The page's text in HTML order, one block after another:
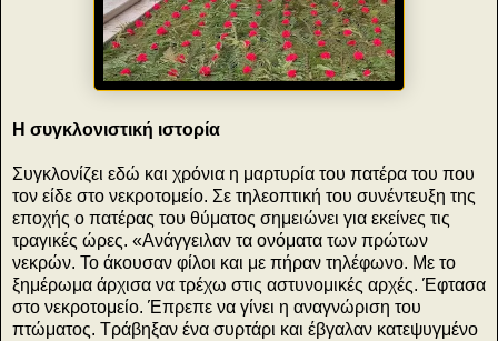
Η συγκλονιστική ιστορία
Συγκλονίζει εδώ και χρόνια η μαρτυρία του πατέρα του που
τον είδε στο νεκροτομείο. Σε τηλεοπτική του συνέντευξη της
εποχής ο πατέρας του θύματος σημειώνει για εκείνες τις
τραγικές ώρες. «Ανάγγειλαν τα ονόματα των πρώτων
νεκρών. Το άκουσαν φίλοι και με πήραν τηλέφωνο. Με το
ξημέρωμα άρχισα να τρέχω στις αστυνομικές αρχές. Έφτασα
στο νεκροτομείο. Έπρεπε να γίνει η αναγνώριση του
πτώματος. Τράβηξαν ένα συρτάρι και έβγαλαν κατεψυγμένο